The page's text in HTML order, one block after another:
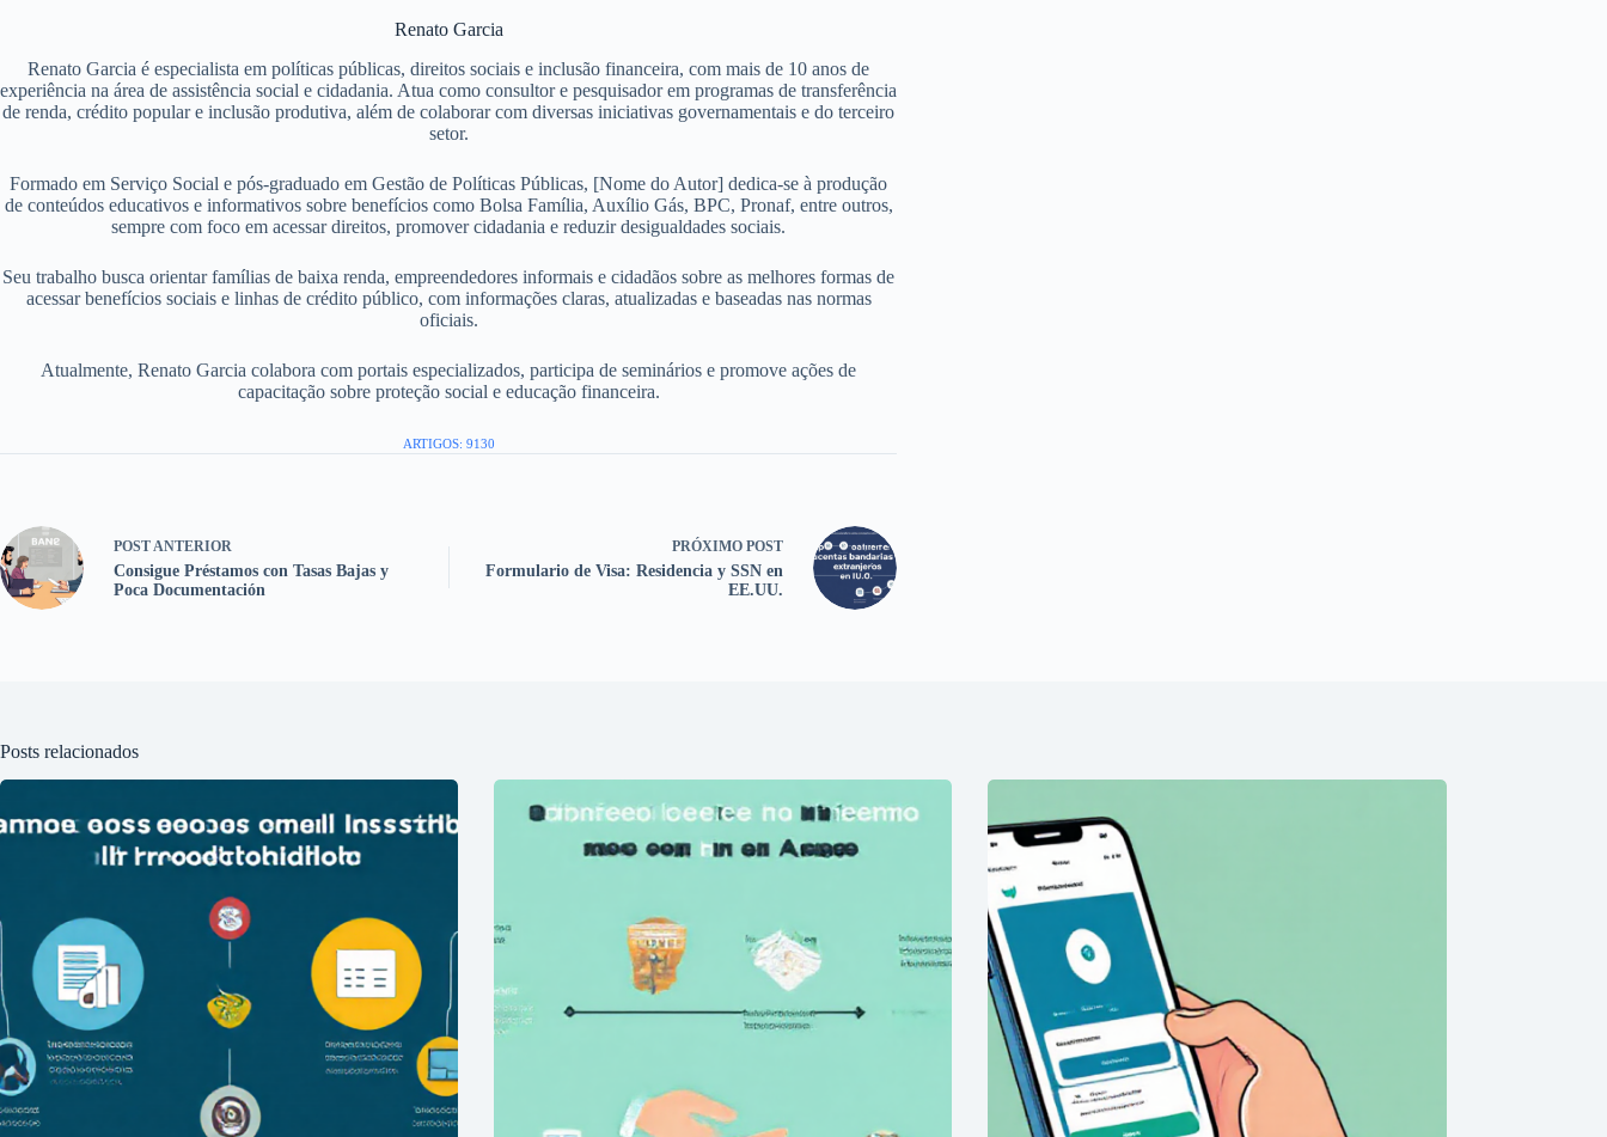
Renato Garcia
Renato Garcia é especialista em políticas públicas, direitos sociais e inclusão financeira, com mais de 10 anos de
experiência na área de assistência social e cidadania. Atua como consultor e pesquisador em programas de transferência
de renda, crédito popular e inclusão produtiva, além de colaborar com diversas iniciativas governamentais e do terceiro
setor.
Formado em Serviço Social e pós-graduado em Gestão de Políticas Públicas, [Nome do Autor] dedica-se à produção
de conteúdos educativos e informativos sobre benefícios como Bolsa Família, Auxílio Gás, BPC, Pronaf, entre outros,
sempre com foco em acessar direitos, promover cidadania e reduzir desigualdades sociais.
Seu trabalho busca orientar famílias de baixa renda, empreendedores informais e cidadãos sobre as melhores formas de
acessar benefícios sociais e linhas de crédito público, com informações claras, atualizadas e baseadas nas normas
oficiais.
Atualmente, Renato Garcia colabora com portais especializados, participa de seminários e promove ações de
capacitação sobre proteção social e educação financeira.
ARTIGOS: 9130
POSTANTERIOR
Consigue Préstamos con Tasas Bajas y
Poca Documentación
PRÓXIMO POST
Formulario de Visa: Residencia y SSN en
EE.UU.
Posts relacionados